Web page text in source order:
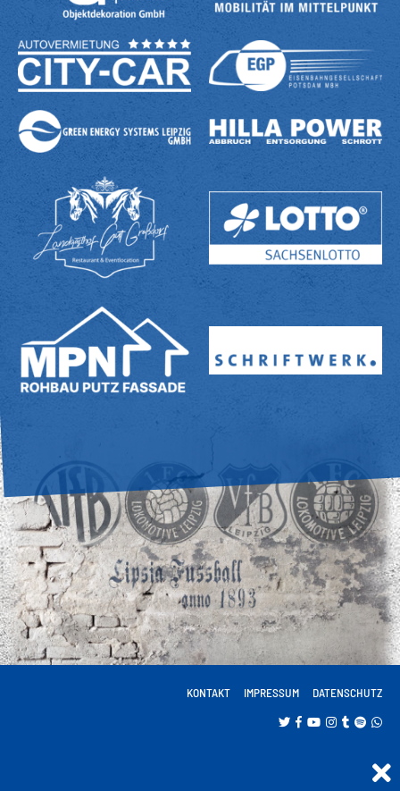
KONTAKT IMPRESSUM DATENSCHUTZ